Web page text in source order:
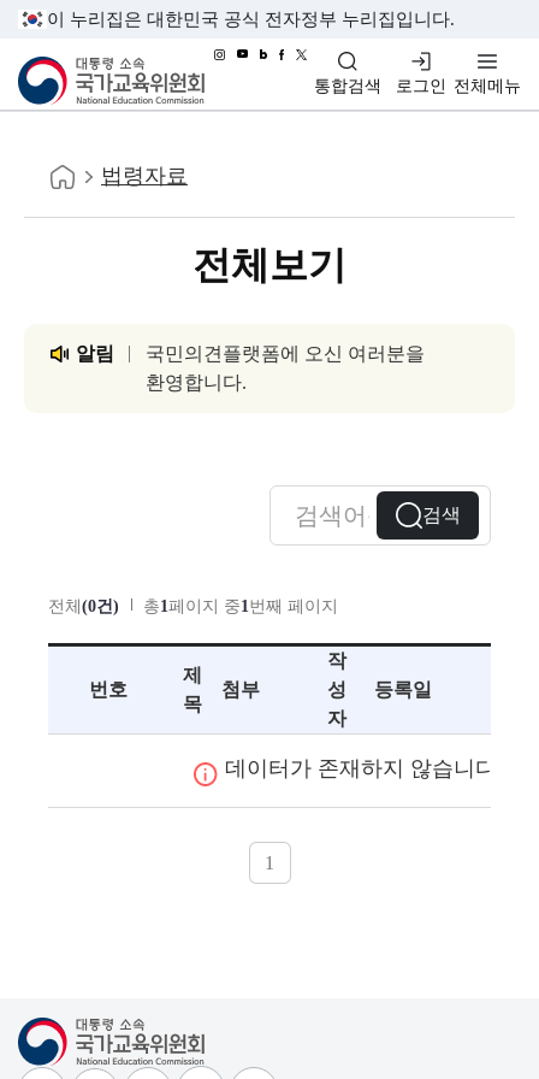
이 누리집은 대한민국 공식 전자정부 누리집입니다.
대통령소속 국가교육위원회
통합검색 로그인 전체메뉴
홈
법령자료
전체보기
알림
국민의견플랫폼에 오신 여러분을
환영합니다.
검색
전체 (0건) 총1페이지 중1번째 페이지
번호
제
목
첨부
작
성
자
등록일
데이터가 존재하지 않습니다.
1
대통령소속 국가교육위원회